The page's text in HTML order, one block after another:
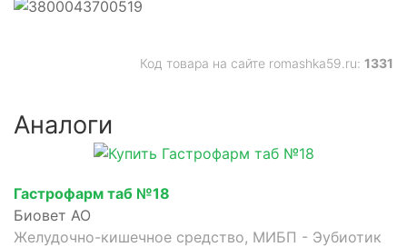
Код товара на сайте romashka59.ru: 1331
Аналоги
Гастрофарм таб №18
Биовет АО
Желудочно-кишечное средство, МИБП - Эубиотик